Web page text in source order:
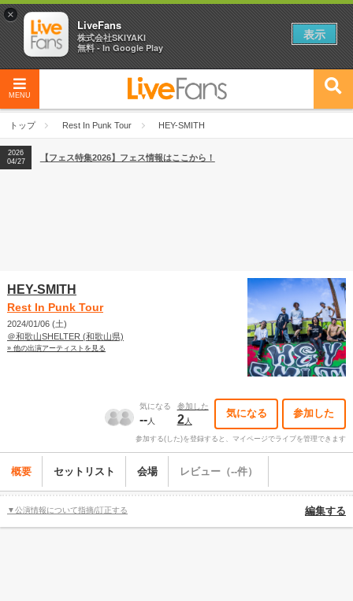
MENU
トップ Rest In Punk Tour HEY-SMITH
2026
04/27
2026
【ライブ動員ランキング】2026年上半期編発表！
2026
04/27
【フェス特集2026】フェス情報はここから！
HEY-SMITH
Rest In Punk Tour
2024/01/06 (土)
＠和歌山SHELTER (和歌山県)
» 他の出演アーティストを見る
気になる
--人
参加した
2人
気になる 参加した
参加する(した)を登録すると、マイページでライブを管理できます
概要 セットリスト 会場 レビュー（--件）
▼公演情報について指摘/訂正する 編集する
×
LiveFans
株式会社SKIYAKI
無料 - In Google Play
表示